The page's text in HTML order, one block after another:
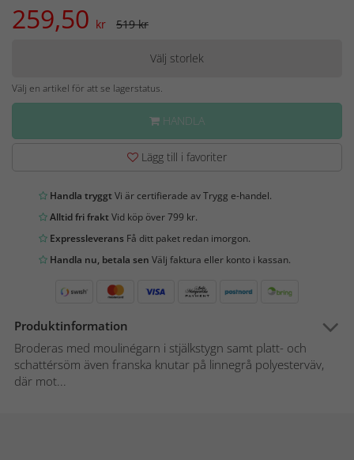
259,50 kr 519 kr
Välj storlek
Välj en artikel för att se lagerstatus.
HANDLA
Lägg till i favoriter
Handla tryggtVi är certifierade av Trygg e-handel.
Alltid fri fraktVid köp över 799 kr.
Expressleverans Få ditt paket redan imorgon.
Handla nu, betala sen Välj faktura eller konto i kassan.
Produktinformation
Broderas med moulinégarn i stjälkstygn samt platt- och
schattérsöm även franska knutar på linnegrå polyesterväv,
där mot...